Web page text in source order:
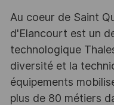
Au coeur de Saint
d'Elancourt est un
technologique
diversité et la
équipements
plus de 80 métiers